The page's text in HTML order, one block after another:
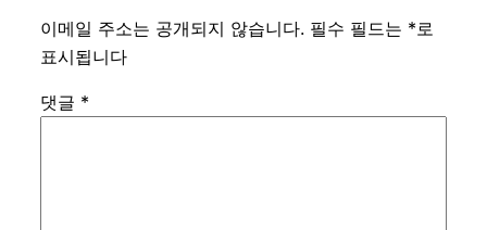
이메일 주소는 공개되지 않습니다. 필수 필드는 *로
표시됩니다
댓글 *